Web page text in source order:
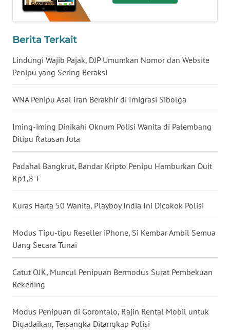
Berita Terkait
Lindungi Wajib Pajak, DJP Umumkan Nomor dan Website
Penipu yang Sering Beraksi
WNA Penipu Asal Iran Berakhir di Imigrasi Sibolga
Iming-iming Dinikahi Oknum Polisi Wanita di Palembang
Ditipu Ratusan Juta
Padahal Bangkrut, Bandar Kripto Penipu Hamburkan Duit
Rp1,8 T
Kuras Harta 50 Wanita, Playboy India Ini Dicokok Polisi
Modus Tipu-tipu Reseller iPhone, Si Kembar Ambil Semua
Uang Secara Tunai
Catut OJK, Muncul Penipuan Bermodus Surat Pembekuan
Rekening
Modus Penipuan di Gorontalo, Rajin Rental Mobil untuk
Digadaikan, Tersangka Ditangkap Polisi
LESUNG
KARO
WN
TENGAH
SERDANG
WN
TEBING
WN
PAKPAK
WN
KARAWANG